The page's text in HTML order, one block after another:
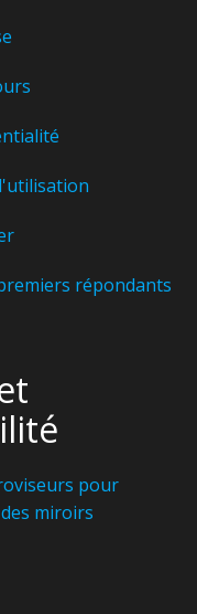
répondants
pour
miroirs